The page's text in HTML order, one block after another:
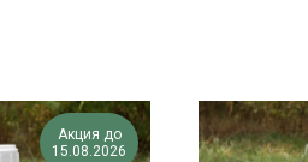
Акция до
15.08.2026